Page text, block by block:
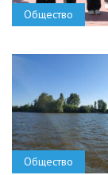
Общество
Общество